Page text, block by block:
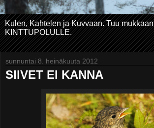
Kulen, Kahtelen ja Kuvvaan. Tuu mukkaan
KINTTUPOLULLE.
sunnuntai 8. heinäkuuta 2012
SIIVET EI KANNA